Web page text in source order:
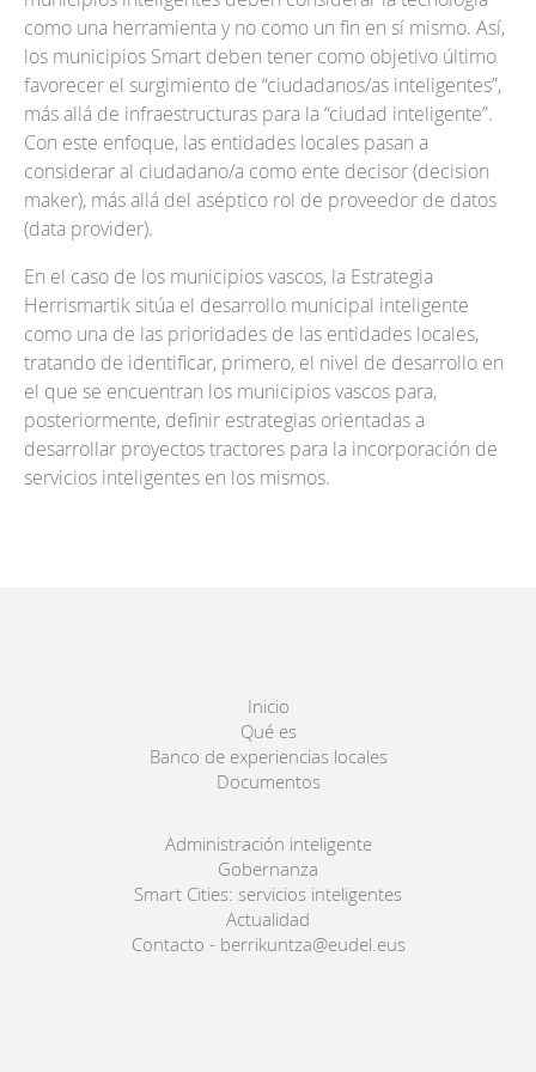
Actualidad
EU
como una herramienta y no como un fin en sí mismo. Así,
los municipios Smart deben tener como objetivo último
favorecer el surgimiento de “ciudadanos/as inteligentes”,
más allá de infraestructuras para la “ciudad inteligente”.
Con este enfoque, las entidades locales pasan a
considerar al ciudadano/a como ente decisor (decision
maker), más allá del aséptico rol de proveedor de datos
(data provider).
En el caso de los municipios vascos, la Estrategia
Herrismartik sitúa el desarrollo municipal inteligente
como una de las prioridades de las entidades locales,
tratando de identificar, primero, el nivel de desarrollo en
el que se encuentran los municipios vascos para,
posteriormente, definir estrategias orientadas a
desarrollar proyectos tractores para la incorporación de
servicios inteligentes en los mismos.
Inicio
Qué es
Banco de experiencias locales
Documentos
Administración inteligente
Gobernanza
Smart Cities: servicios inteligentes
Actualidad
Contacto - berrikuntza@eudel.eus